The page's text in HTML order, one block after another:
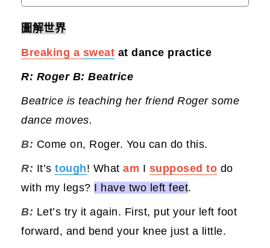
圖解世界
Breaking a sweat at dance practice
R: Roger B: Beatrice
Beatrice is teaching her friend Roger some
dance moves.
B: Come on, Roger. You can do this.
R: It’s tough! What am I supposed to do
with my legs? I have two left feet.
B: Let’s try it again. First, put your left foot
forward, and bend your knee just a little.